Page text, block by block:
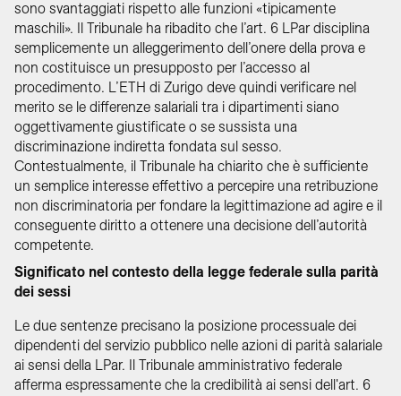
sono svantaggiati rispetto alle funzioni «tipicamente
maschili». Il Tribunale ha ribadito che l’art. 6 LPar disciplina
semplicemente un alleggerimento dell’onere della prova e
non costituisce un presupposto per l’accesso al
procedimento. L’ETH di Zurigo deve quindi verificare nel
merito se le differenze salariali tra i dipartimenti siano
oggettivamente giustificate o se sussista una
discriminazione indiretta fondata sul sesso.
Contestualmente, il Tribunale ha chiarito che è sufficiente
un semplice interesse effettivo a percepire una retribuzione
non discriminatoria per fondare la legittimazione ad agire e il
conseguente diritto a ottenere una decisione dell’autorità
competente.
Significato nel contesto della legge federale sulla parità
dei sessi
Le due sentenze precisano la posizione processuale dei
dipendenti del servizio pubblico nelle azioni di parità salariale
ai sensi della LPar. Il Tribunale amministrativo federale
afferma espressamente che la credibilità ai sensi dell'art. 6